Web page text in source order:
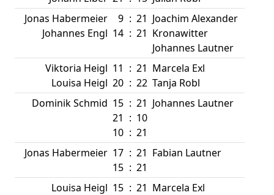
Jonas Habermeier
Johannes Engl
9
14
:
:
21
21
Joachim Alexander
Kronawitter
Johannes Lautner
Viktoria Heigl
Louisa Heigl
11
20
:
:
21
22
Marcela Exl
Tanja Robl
Dominik Schmid 15
21
10
:
:
:
21
10
21
Johannes Lautner
Jonas Habermeier 17
15
:
:
21
21
Fabian Lautner
Louisa Heigl 15 : 21 Marcela Exl